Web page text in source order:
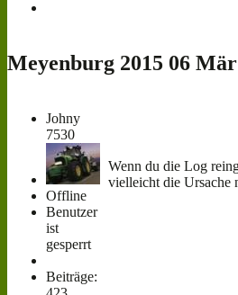
Meyenburg 2015 06
Johny
7530
Offline
Benutzer
ist
gesperrt
Beiträge:
Wenn du die Log
vielleicht die Ursache